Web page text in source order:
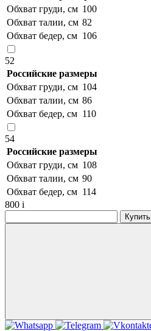
Обхват груди, см 100
Обхват талии, см 82
Обхват бедер, см 106
52
Российские размеры
Обхват груди, см 104
Обхват талии, см 86
Обхват бедер, см 110
54
Российские размеры
Обхват груди, см 108
Обхват талии, см 90
Обхват бедер, см 114
800 i
Купить